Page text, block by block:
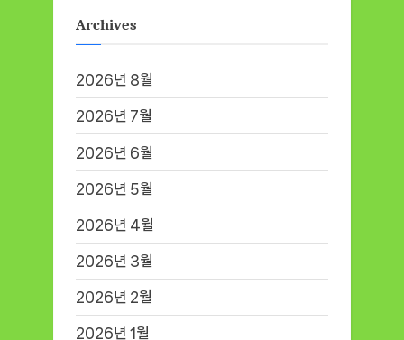
Archives
2026년 8월
2026년 7월
2026년 6월
2026년 5월
2026년 4월
2026년 3월
2026년 2월
2026년 1월